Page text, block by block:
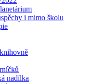
i mimo školu
nadílka